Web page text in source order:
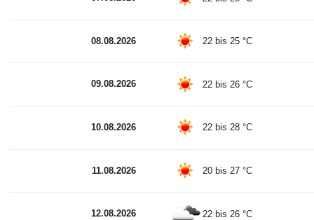
08.08.2026 22 bis 25 °C
09.08.2026 22 bis 26 °C
10.08.2026 22 bis 28 °C
11.08.2026 20 bis 27 °C
12.08.2026 22 bis 26 °C